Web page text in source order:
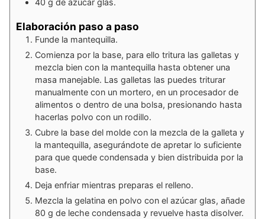
Elaboración paso a paso
Funde la mantequilla.
Comienza por la base, para ello tritura las galletas y
mezcla bien con la mantequilla hasta obtener una
masa manejable. Las galletas las puedes triturar
manualmente con un mortero, en un procesador de
alimentos o dentro de una bolsa, presionando hasta
hacerlas polvo con un rodillo.
Cubre la base del molde con la mezcla de la galleta y
la mantequilla, asegurándote de apretar lo suficiente
para que quede condensada y bien distribuida por la
base.
Deja enfriar mientras preparas el relleno.
Mezcla la gelatina en polvo con el azúcar glas, añade
80 g de leche condensada y revuelve hasta disolver.